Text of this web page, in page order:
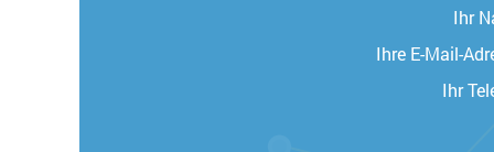
Ihr
Ihre E-Mail-
Ihr